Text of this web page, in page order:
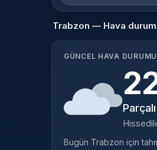
Trabzon — Hava
GÜNCEL HAVA DURUMU
Bugün Trabzon için